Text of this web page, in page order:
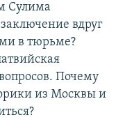
Сулима
вдруг
в тюрьме?
Почему
из Москвы и